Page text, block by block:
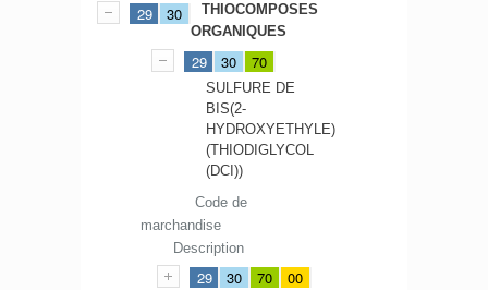
29 30
THIOCOMPOSES
ORGANIQUES
29 30 70
SULFURE DE
BIS(2-
HYDROXYETHYLE)
(THIODIGLYCOL
(DCI))
Code de
marchandise
Description
29 30 70 00